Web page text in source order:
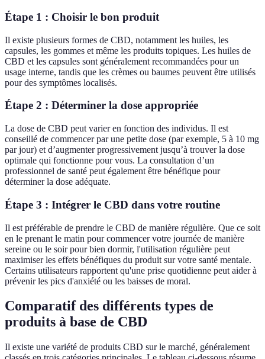
Étape 1 : Choisir le bon produit
Il existe plusieurs formes de CBD, notamment les huiles, les
capsules, les gommes et même les produits topiques. Les huiles de
CBD et les capsules sont généralement recommandées pour un
usage interne, tandis que les crèmes ou baumes peuvent être utilisés
pour des symptômes localisés.
Étape 2 : Déterminer la dose appropriée
La dose de CBD peut varier en fonction des individus. Il est
conseillé de commencer par une petite dose (par exemple, 5 à 10 mg
par jour) et d’augmenter progressivement jusqu’à trouver la dose
optimale qui fonctionne pour vous. La consultation d’un
professionnel de santé peut également être bénéfique pour
déterminer la dose adéquate.
Étape 3 : Intégrer le CBD dans votre routine
Il est préférable de prendre le CBD de manière régulière. Que ce soit
en le prenant le matin pour commencer votre journée de manière
sereine ou le soir pour bien dormir, l'utilisation régulière peut
maximiser les effets bénéfiques du produit sur votre santé mentale.
Certains utilisateurs rapportent qu'une prise quotidienne peut aider à
prévenir les pics d'anxiété ou les baisses de moral.
Comparatif des différents types de
produits à base de CBD
Il existe une variété de produits CBD sur le marché, généralement